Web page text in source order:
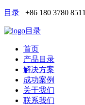
目录 +86 180 3780 8511
目录
首页
产品目录
解决方案
成功案例
关于我们
联系我们